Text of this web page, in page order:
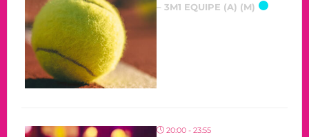
– 3M1 EQUIPE (A) (M)
20:00 - 23:55